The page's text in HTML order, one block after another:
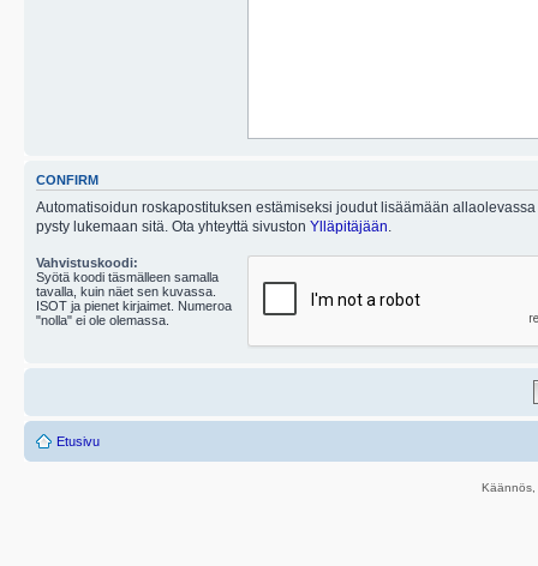
CONFIRM
Automatisoidun roskapostituksen estämiseksi joudut lisäämään
pysty lukemaan sitä. Ota yhteyttä sivuston Ylläpitäjään
Vahvistuskoodi:
Syötä koodi täsmälleen samalla
tavalla, kuin näet sen kuvassa.
ISOT ja pienet kirjaimet. Numeroa
"nolla" ei ole olemassa.
Etusivu